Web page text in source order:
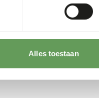
Alles toestaan